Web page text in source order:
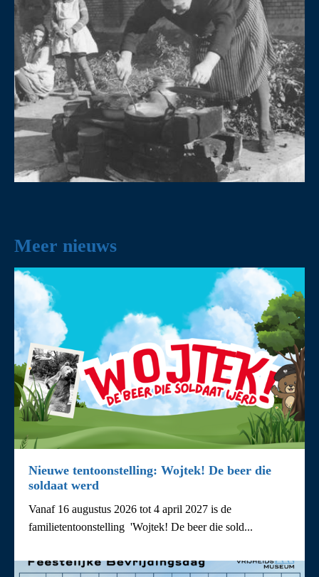
Meer nieuws
Nieuwe tentoonstelling: Wojtek! De beer die
soldaat werd
Vanaf 16 augustus 2026 tot 4 april 2027 is de
familietentoonstelling 'Wojtek! De beer die sold...